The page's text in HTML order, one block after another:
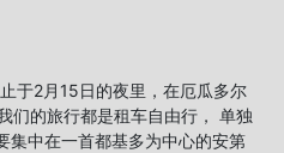
于2月15日的夜里，在厄瓜多尔
们的旅行都是租车自由行， 单独
集中在一首都基多为中心的安第